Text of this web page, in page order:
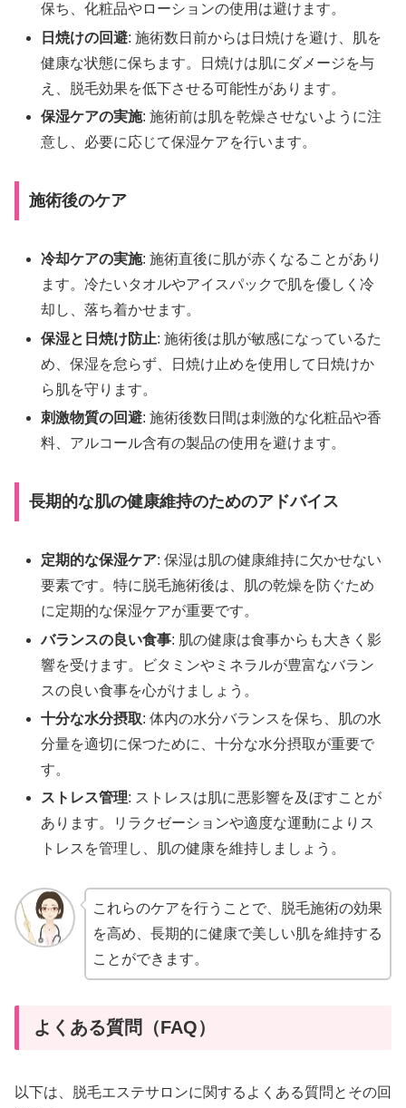
保ち、化粧品やローションの使用は避けます。
日焼けの回避: 施術数日前からは日焼けを避け、肌を
健康な状態に保ちます。日焼けは肌にダメージを与
え、脱毛効果を低下させる可能性があります。
保湿ケアの実施: 施術前は肌を乾燥させないように注
意し、必要に応じて保湿ケアを行います。
施術後のケア
冷却ケアの実施: 施術直後に肌が赤くなることがあり
ます。冷たいタオルやアイスパックで肌を優しく冷
却し、落ち着かせます。
保湿と日焼け防止: 施術後は肌が敏感になっているた
め、保湿を怠らず、日焼け止めを使用して日焼けか
ら肌を守ります。
刺激物質の回避: 施術後数日間は刺激的な化粧品や香
料、アルコール含有の製品の使用を避けます。
長期的な肌の健康維持のためのアドバイス
定期的な保湿ケア: 保湿は肌の健康維持に欠かせない
要素です。特に脱毛施術後は、肌の乾燥を防ぐため
に定期的な保湿ケアが重要です。
バランスの良い食事: 肌の健康は食事からも大きく影
響を受けます。ビタミンやミネラルが豊富なバラン
スの良い食事を心がけましょう。
十分な水分摂取: 体内の水分バランスを保ち、肌の水
分量を適切に保つために、十分な水分摂取が重要で
す。
ストレス管理: ストレスは肌に悪影響を及ぼすことが
あります。リラクゼーションや適度な運動によりス
トレスを管理し、肌の健康を維持しましょう。
これらのケアを行うことで、脱毛施術の効果
を高め、長期的に健康で美しい肌を維持する
ことができます。
よくある質問（FAQ）
以下は、脱毛エステサロンに関するよくある質問とその回